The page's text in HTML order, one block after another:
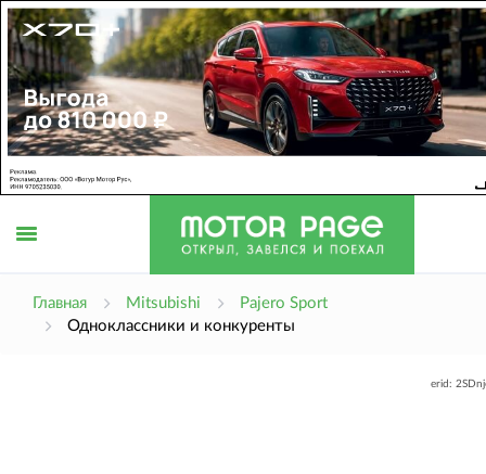
Главная Mitsubishi
Pajero Sport
Одноклассники и конкуренты
erid: